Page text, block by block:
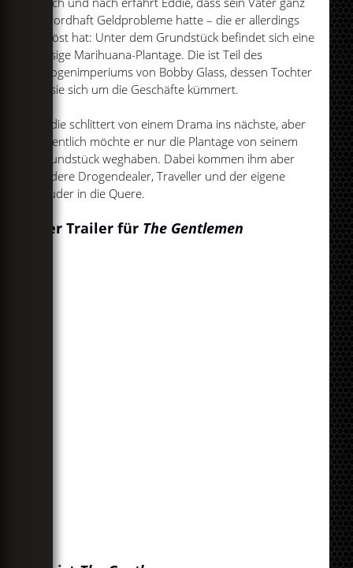
unlordhaft Geldprobleme hatte – die er allerdings
gelöst hat: Unter dem Grundstück befindet sich eine
riesige Marihuana-Plantage. Die ist Teil des
Drogenimperiums von Bobby Glass, dessen Tochter
Susie sich um die Geschäfte kümmert.
Eddie schlittert von einem Drama ins nächste, aber
eigentlich möchte er nur die Plantage von seinem
Grundstück weghaben. Dabei kommen ihm aber
andere Drogendealer, Traveller und der eigene
Bruder in die Quere.
Der Trailer für The Gentlemen